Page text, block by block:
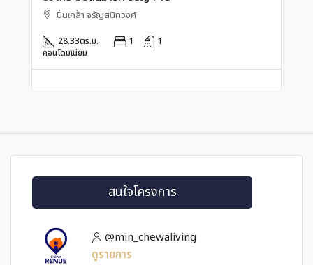
ปิ่นเกล้า จรัญสนิทวงศ์
28.33ตร.ม. 1
1
คอนโดมิเนียม
สนใจโครงการ
@min_chewaliving
ดูรายการ